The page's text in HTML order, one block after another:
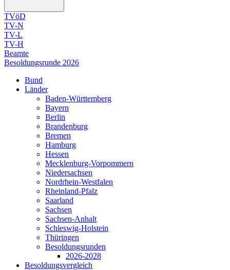
TVöD
TV-N
TV-L
TV-H
Beamte
Besoldungsrunde 2026
Bund
Länder
Baden-Württemberg
Bayern
Berlin
Brandenburg
Bremen
Hamburg
Hessen
Mecklenburg-Vorpommern
Niedersachsen
Nordrhein-Westfalen
Rheinland-Pfalz
Saarland
Sachsen
Sachsen-Anhalt
Schleswig-Holstein
Thüringen
Besoldungsrunden
2026-2028
Besoldungsvergleich